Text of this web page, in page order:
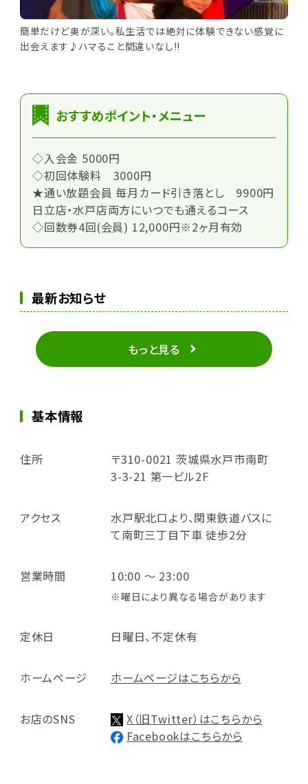
簡単だけど奥が深い。私生活では絶対に体験できない感覚に
出会えます♪ハマること間違いなし!!
おすすめポイント・メニュー
◇入会金 5000円
◇初回体験料 3000円
★通い放題会員 毎月カード引き落とし 9900円
日立店・水戸店両方にいつでも通えるコース
◇回数券4回(会員) 12,000円※2ヶ月有効
最新お知らせ
もっと見る
基本情報
住所
〒310-0021 茨城県水戸市南町
3-3-21 第一ビル2F
アクセス
水戸駅北口より、関東鉄道バスに
て南町三丁目下車 徒歩2分
営業時間 10:00 ～ 23:00
※曜日により異なる場合があります
定休日 日曜日、不定休有
ホームページ ホームページはこちらから
お店のSNS
X（旧Twitter）はこちらから
Facebookはこちらから